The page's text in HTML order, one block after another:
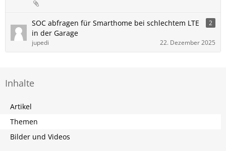
SOC abfragen für Smarthome bei schlechtem LTE
in der Garage
2
jupedi 22. Dezember 2025
Inhalte
Artikel
Themen
Bilder und Videos